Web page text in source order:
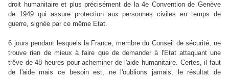
droit humanitaire et plus précisément de la 4e Convention de Genève
de 1949 qui assure protection aux personnes civiles en temps de
guerre, signée par ce même Etat.
6 jours pendant lesquels la France, membre du Conseil de sécurité, ne
trouve rien de mieux à faire que de demander à l'Etat attaquant une
trêve de 48 heures pour acheminer de l'aide humanitaire. Certes, il faut
de l'aide mais ce besoin est, ne l'oublions jamais, le résultat de